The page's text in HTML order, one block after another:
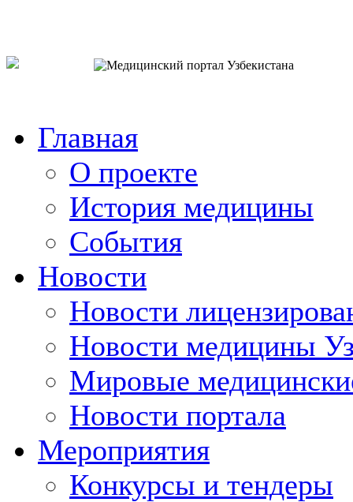
Главная
О проекте
История медицины
События
Новости
Новости
Новости медицины
Мировые
Новости портала
Мероприятия
Конкурсы и тендеры